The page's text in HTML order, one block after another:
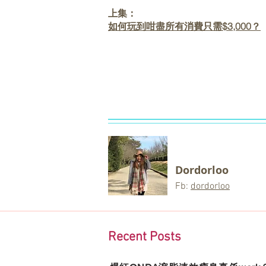
上集：
如何玩到咁盡所有消費只需$3,000？
Dordorloo
Fb: dordorloo
Recent Posts